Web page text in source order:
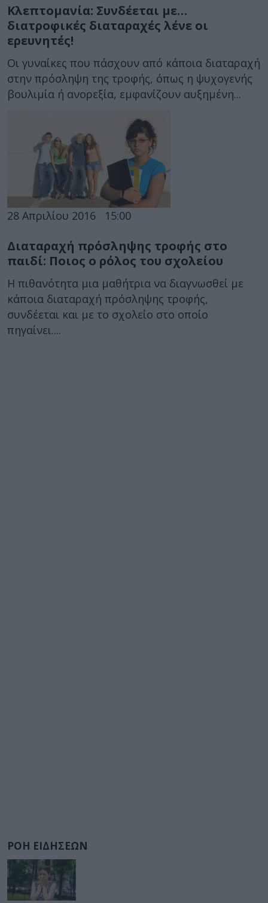
Κλεπτομανία: Συνδέεται με…
διατροφικές διαταραχές λένε οι
ερευνητές!
Οι γυναίκες που πάσχουν από κάποια διαταραχή
στην πρόσληψη της τροφής, όπως η ψυχογενής
βουλιμία ή ανορεξία, εμφανίζουν αυξημένη...
28 Απριλίου 2016 15:00
Διαταραχή πρόσληψης τροφής στο
παιδί: Ποιος ο ρόλος του σχολείου
Η πιθανότητα μια μαθήτρια να διαγνωσθεί με
κάποια διαταραχή πρόσληψης τροφής,
συνδέεται και με το σχολείο στο οποίο
πηγαίνει....
ΡΟΗ ΕΙΔΗΣΕΩΝ